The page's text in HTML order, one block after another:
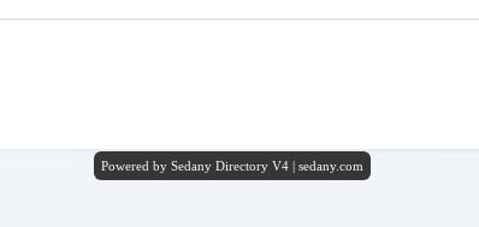
Powered by Sedany Directory V4 | sedany.com